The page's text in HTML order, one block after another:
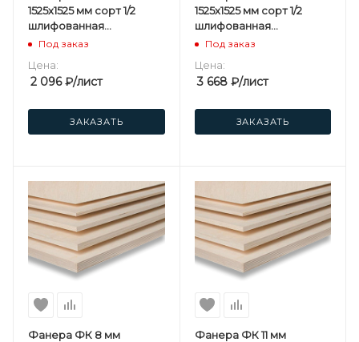
1525х1525 мм сорт 1/2
шлифованная
березовая
Под заказ
Цена:
2 096₽/лист
ЗАКАЗАТЬ
1525х1525 мм сорт 1/2
шлифованная
березовая
Под заказ
Цена:
3 668₽/лист
ЗАКАЗАТЬ
Фанера ФК 8 мм
Фанера ФК 11 мм